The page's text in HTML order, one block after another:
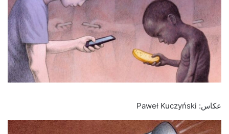
عکاس: Paweł Kuczyński